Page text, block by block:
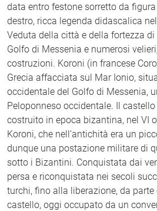
data entro festone sorretto da
destro, ricca legenda didascalica
Veduta della città e della fortezza di
Golfo di Messenia e numerosi
costruzioni. Koroni (in francese
Grecia affacciata sul Mar Ionio,
occidentale del Golfo di Messenia,
Peloponneso occidentale. Il
costruito in epoca bizantina, nel VI
Koroni, che nell’antichità era un
dunque una postazione militare di
sotto i Bizantini. Conquistata dai
persa e riconquistata nei secoli
turchi, fino alla liberazione, da parte
castello, oggi occupato da un